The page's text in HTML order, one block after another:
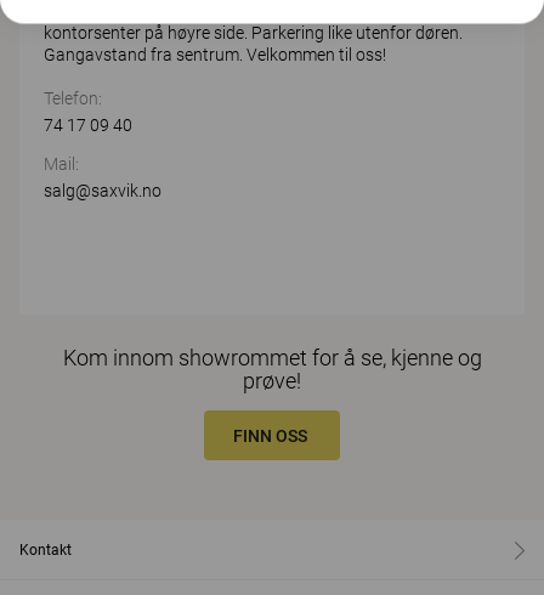
kontorsenter på høyre side. Parkering like utenfor døren.
Gangavstand fra sentrum. Velkommen til oss!
Telefon:
74 17 09 40
Mail:
salg@saxvik.no
Kom innom showrommet for å se, kjenne og
prøve!
FINN OSS
Kontakt